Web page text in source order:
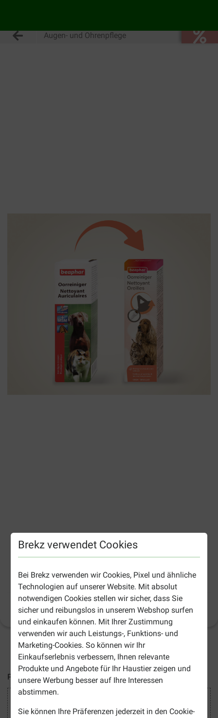
Brekz verwendet Cookies
Bei Brekz verwenden wir Cookies, Pixel und ähnliche
Technologien auf unserer Website. Mit absolut
notwendigen Cookies stellen wir sicher, dass Sie
sicher und reibungslos in unserem Webshop surfen
und einkaufen können. Mit Ihrer Zustimmung
verwenden wir auch Leistungs-, Funktions- und
Marketing-Cookies. So können wir Ihr
Einkaufserlebnis verbessern, Ihnen relevante
Produkte und Angebote für Ihr Haustier zeigen und
unsere Werbung besser auf Ihre Interessen
abstimmen.
Sie können Ihre Präferenzen jederzeit in den Cookie-
Augen- und Ohrenpflege
Beaphar Ohrreiniger Hund und Katze
(15) Produktinformation
2-4 Arbeitstage, sofern nicht anders angegeben
Preise inkl. MwSt zzgl.Versandkosten